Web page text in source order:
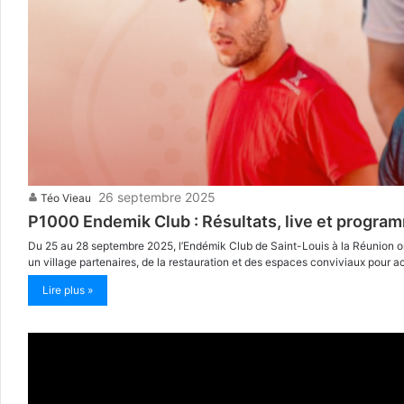
Téo Vieau 26 septembre 2025
P1000 Endemik Club : Résultats, live et
Du 25 au 28 septembre 2025, l’Endémik Club de Saint-Louis à la
un village partenaires, de la restauration et des espaces conviviaux pour
Lire plus »